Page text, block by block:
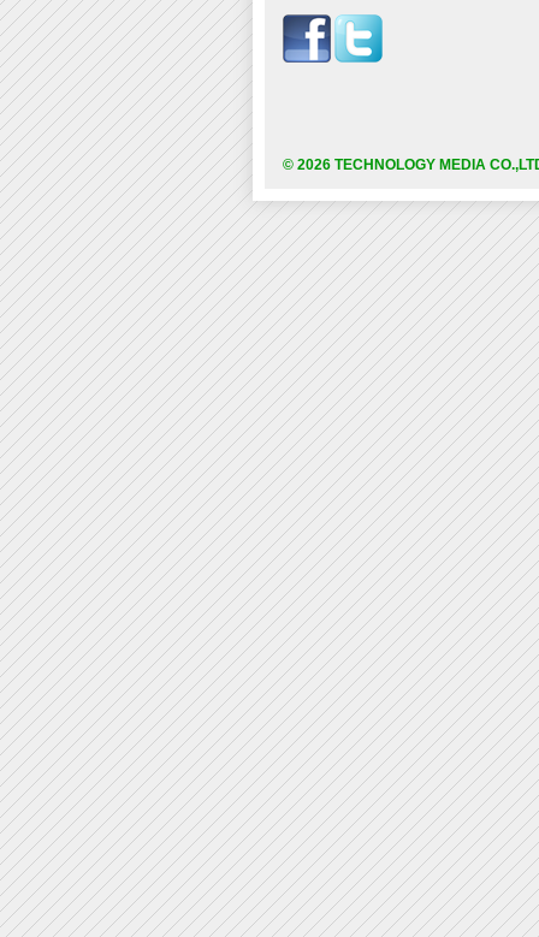
© 2026 TECHNOLOGY MEDIA